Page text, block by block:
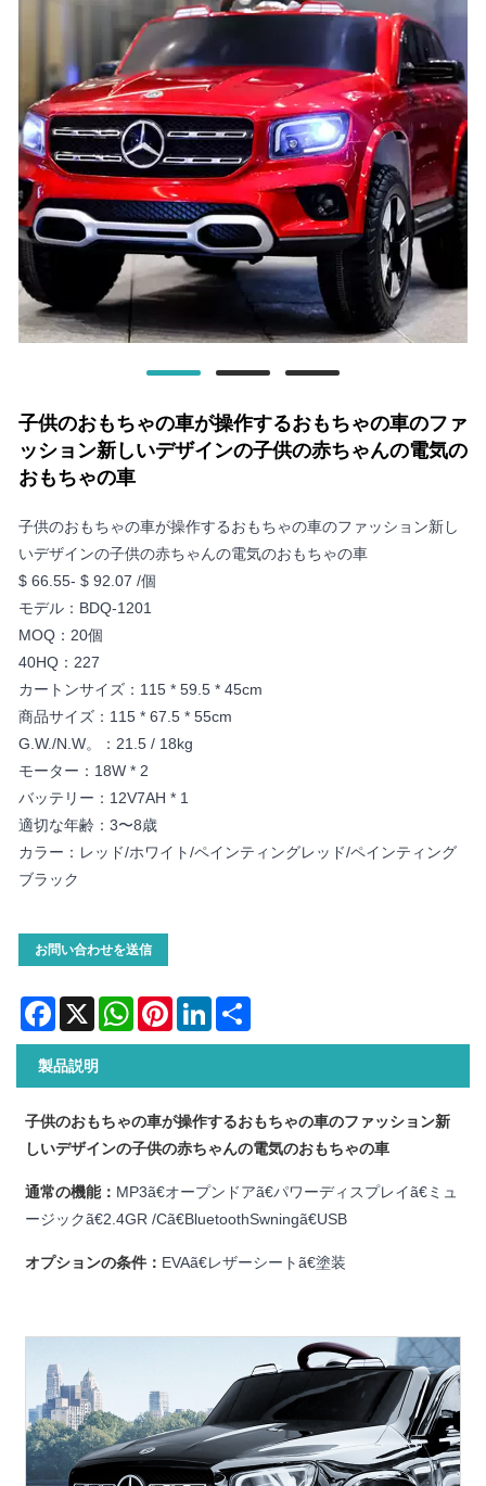
子供のおもちゃの車が操作するおもちゃの車のファ
ッション新しいデザインの子供の赤ちゃんの電気の
おもちゃの車
子供のおもちゃの車が操作するおもちゃの車のファッション新し
いデザインの子供の赤ちゃんの電気のおもちゃの車
$ 66.55- $ 92.07 /個
モデル：BDQ-1201
MOQ：20個
40HQ：227
カートンサイズ：115 * 59.5 * 45cm
商品サイズ：115 * 67.5 * 55cm
G.W./N.W。：21.5 / 18kg
モーター：18W * 2
バッテリー：12V7AH * 1
適切な年齢：3〜8歳
カラー：レッド/ホワイト/ペインティングレッド/ペインティング
ブラック
お問い合わせを送信
Facebook
X WhatsAppPinterestLinkedIn
製品説明
子供のおもちゃの車が操作するおもちゃの車のファッション新
しいデザインの子供の赤ちゃんの電気のおもちゃの車
通常の機能： MP3ã€オープンドアã€パワーディスプレイã€ミュ
ージックã€2.4GR /Cã€BluetoothSwningã€USB
オプションの条件： EVAã€レザーシートã€塗装